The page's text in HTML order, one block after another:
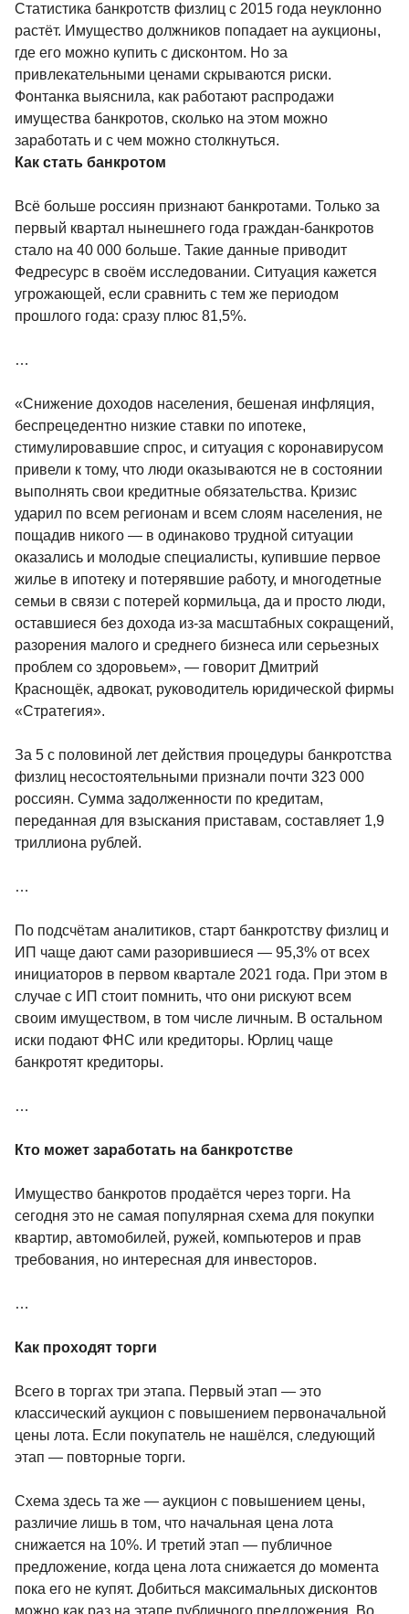
Статистика банкротств физлиц с 2015 года неуклонно
растёт. Имущество должников попадает на аукционы,
где его можно купить с дисконтом. Но за
привлекательными ценами скрываются риски.
Фонтанка выяснила, как работают распродажи
имущества банкротов, сколько на этом можно
заработать и с чем можно столкнуться.
Как стать банкротом
Всё больше россиян признают банкротами. Только за
первый квартал нынешнего года граждан-банкротов
стало на 40 000 больше. Такие данные приводит
Федресурс в своём исследовании. Ситуация кажется
угрожающей, если сравнить с тем же периодом
прошлого года: сразу плюс 81,5%.
…
«Снижение доходов населения, бешеная инфляция,
беспрецедентно низкие ставки по ипотеке,
стимулировавшие спрос, и ситуация с коронавирусом
привели к тому, что люди оказываются не в состоянии
выполнять свои кредитные обязательства. Кризис
ударил по всем регионам и всем слоям населения, не
пощадив никого — в одинаково трудной ситуации
оказались и молодые специалисты, купившие первое
жилье в ипотеку и потерявшие работу, и многодетные
семьи в связи с потерей кормильца, да и просто люди,
оставшиеся без дохода из-за масштабных сокращений,
разорения малого и среднего бизнеса или серьезных
проблем со здоровьем», — говорит Дмитрий
Краснощёк, адвокат, руководитель юридической фирмы
«Стратегия».
За 5 с половиной лет действия процедуры банкротства
физлиц несостоятельными признали почти 323 000
россиян. Сумма задолженности по кредитам,
переданная для взыскания приставам, составляет 1,9
триллиона рублей.
…
По подсчётам аналитиков, старт банкротству физлиц и
ИП чаще дают сами разорившиеся — 95,3% от всех
инициаторов в первом квартале 2021 года. При этом в
случае с ИП стоит помнить, что они рискуют всем
своим имуществом, в том числе личным. В остальном
иски подают ФНС или кредиторы. Юрлиц чаще
банкротят кредиторы.
…
Кто может заработать на банкротстве
Имущество банкротов продаётся через торги. На
сегодня это не самая популярная схема для покупки
квартир, автомобилей, ружей, компьютеров и прав
требования, но интересная для инвесторов.
…
Как проходят торги
Всего в торгах три этапа. Первый этап — это
классический аукцион с повышением первоначальной
цены лота. Если покупатель не нашёлся, следующий
этап — повторные торги.
Схема здесь та же — аукцион с повышением цены,
различие лишь в том, что начальная цена лота
снижается на 10%. И третий этап — публичное
предложение, когда цена лота снижается до момента
пока его не купят. Добиться максимальных дисконтов